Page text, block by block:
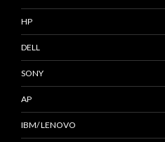
HP
DELL
SONY
AP
IBM/ LENOVO